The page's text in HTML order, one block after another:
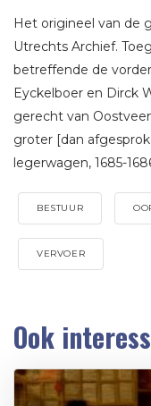
Het origineel van de
Utrechts Archief.
betreffende de
Eyckelboer en Dirck
gerecht van
groter [dan
legerwagen, 1685-
BESTUUR
VERVOER
Ook